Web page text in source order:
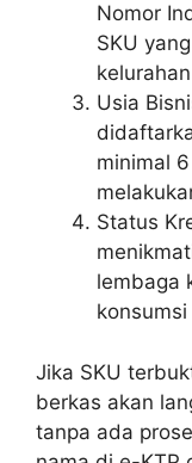
Nomor
SKU
Usia
minimal
Status
lembaga
Jika SKU
berkas akan
tanpa ada